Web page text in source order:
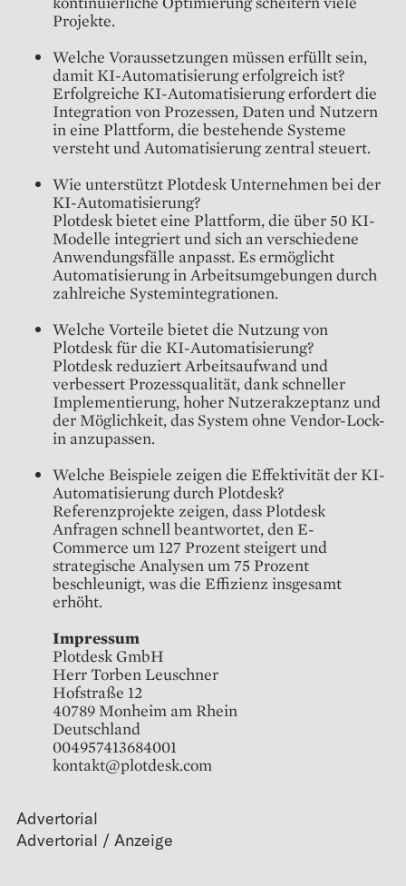
Projekte.
Welche Voraussetzungen müssen erfüllt sein,
damit KI-Automatisierung erfolgreich ist?
Erfolgreiche KI-Automatisierung erfordert die
Integration von Prozessen, Daten und Nutzern
in eine Plattform, die bestehende Systeme
versteht und Automatisierung zentral steuert.
Wie unterstützt Plotdesk Unternehmen bei der
KI-Automatisierung?
Plotdesk bietet eine Plattform, die über 50 KI-
Modelle integriert und sich an verschiedene
Anwendungsfälle anpasst. Es ermöglicht
Automatisierung in Arbeitsumgebungen durch
zahlreiche Systemintegrationen.
Welche Vorteile bietet die Nutzung von
Plotdesk für die KI-Automatisierung?
Plotdesk reduziert Arbeitsaufwand und
verbessert Prozessqualität, dank schneller
Implementierung, hoher Nutzerakzeptanz und
der Möglichkeit, das System ohne Vendor-Lock-
in anzupassen.
Welche Beispiele zeigen die Effektivität der KI-
Automatisierung durch Plotdesk?
Referenzprojekte zeigen, dass Plotdesk
Anfragen schnell beantwortet, den E-
Commerce um 127 Prozent steigert und
strategische Analysen um 75 Prozent
beschleunigt, was die Effizienz insgesamt
erhöht.
Impressum
Plotdesk GmbH
Herr Torben Leuschner
Hofstraße 12
40789 Monheim am Rhein
Deutschland
004957413684001
kontakt@plotdesk.com
Advertorial